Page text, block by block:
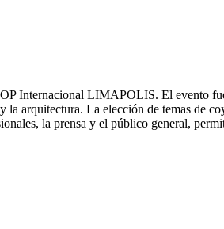
Internacional LIMAPOLIS. El evento
arquitectura. La elección de temas de
la prensa y el público general,